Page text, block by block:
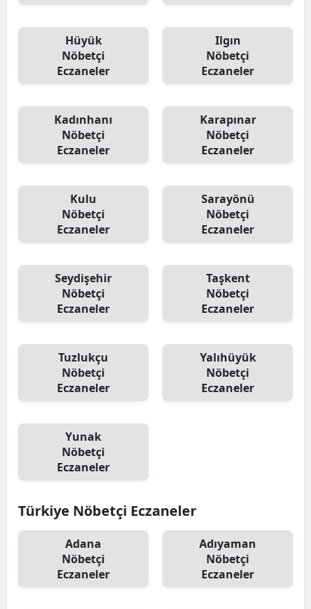
Hüyük
Nöbetçi
Eczaneler
Ilgın
Nöbetçi
Eczaneler
Kadınhanı
Nöbetçi
Eczaneler
Karapınar
Nöbetçi
Eczaneler
Kulu
Nöbetçi
Eczaneler
Sarayönü
Nöbetçi
Eczaneler
Seydişehir
Nöbetçi
Eczaneler
Taşkent
Nöbetçi
Eczaneler
Tuzlukçu
Nöbetçi
Eczaneler
Yalıhüyük
Nöbetçi
Eczaneler
Yunak
Nöbetçi
Eczaneler
Türkiye Nöbetçi Eczaneler
Adana
Nöbetçi
Eczaneler
Adıyaman
Nöbetçi
Eczaneler